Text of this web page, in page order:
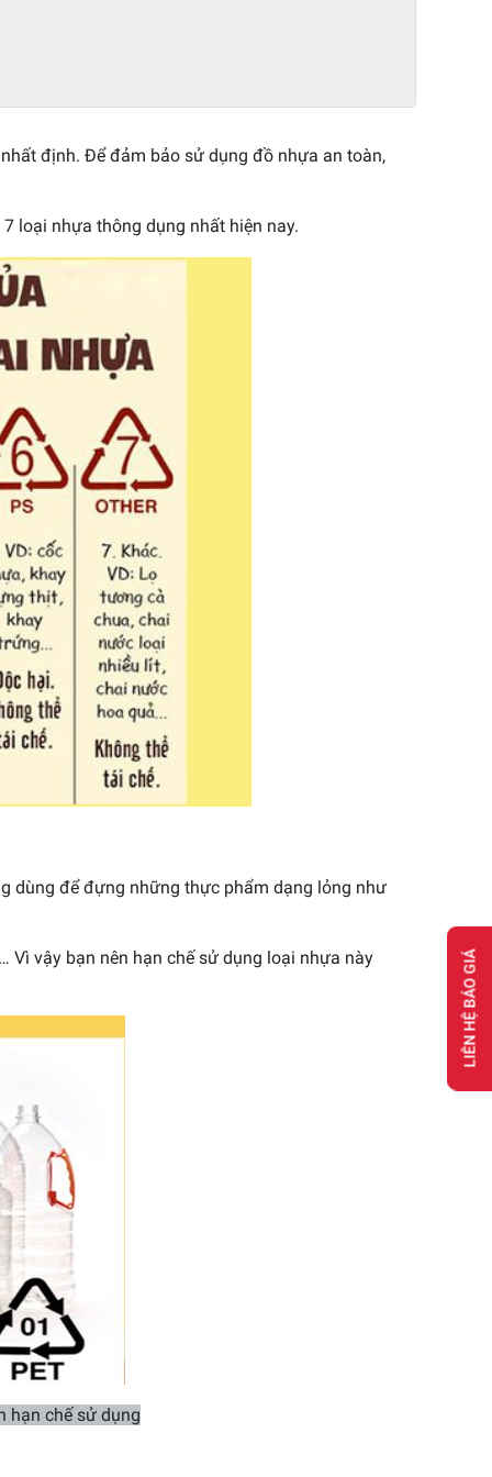
định. Để đảm bảo sử dụng đồ nhựa an toàn,
loại nhựa thông dụng nhất hiện nay.
dùng để đựng những thực phẩm dạng lỏng như
Vì vậy bạn nên hạn chế sử dụng loại nhựa này
hạn chế sử dụng
LIÊN HỆ BÁO GIÁ